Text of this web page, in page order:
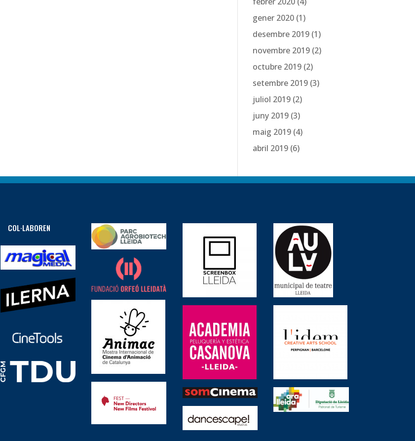
gener 2020 (1)
desembre 2019 (1)
novembre 2019 (2)
octubre 2019 (2)
setembre 2019 (3)
juliol 2019 (2)
juny 2019 (3)
maig 2019 (4)
abril 2019 (6)
COL·LABOREN